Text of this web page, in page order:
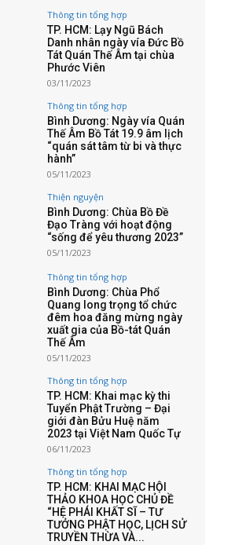
Thông tin tổng hợp
TP. HCM: Lạy Ngũ Bách
Danh nhân ngày vía Đức Bồ
Tát Quán Thế Âm tại chùa
Phước Viên
03/11/2023
Thông tin tổng hợp
Bình Dương: Ngày vía Quán
Thế Âm Bồ Tát 19.9 âm lịch
“quán sát tâm từ bi và thực
hành”
05/11/2023
Thiện nguyện
Bình Dương: Chùa Bồ Đề
Đạo Tràng với hoạt động
“sống để yêu thương 2023”
05/11/2023
Thông tin tổng hợp
Bình Dương: Chùa Phổ
Quang long trọng tổ chức
đêm hoa đăng mừng ngày
xuất gia của Bồ-tát Quán
Thế Âm
05/11/2023
Thông tin tổng hợp
TP. HCM: Khai mạc kỳ thi
Tuyển Phật Trường – Đại
giới đàn Bửu Huệ năm
2023 tại Việt Nam Quốc Tự
06/11/2023
Thông tin tổng hợp
TP. HCM: KHAI MẠC HỘI
THẢO KHOA HỌC CHỦ ĐỀ
“HỆ PHÁI KHẤT SĨ – TƯ
TƯỞNG PHẬT HỌC, LỊCH SỬ
TRUYỀN THỪA VÀ...